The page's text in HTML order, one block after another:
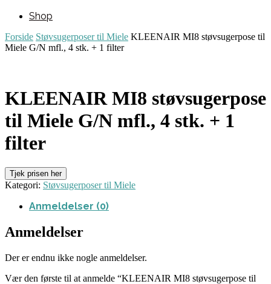
Shop
Forside Støvsugerposer til Miele KLEENAIR MI8 støvsugerpose til
Miele G/N mfl., 4 stk. + 1 filter
KLEENAIR MI8 støvsugerpose
til Miele G/N mfl., 4 stk. + 1
filter
Tjek prisen her
Kategori: Støvsugerposer til Miele
Anmeldelser (0)
Anmeldelser
Der er endnu ikke nogle anmeldelser.
Vær den første til at anmelde “KLEENAIR MI8 støvsugerpose til